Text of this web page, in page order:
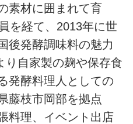
素材に囲まれて育
を経て、2013年に世
後発酵調味料の魅力
り自家製の麹や保存食
発酵料理人としての
藤枝市岡部を拠点
料理、イベント出店